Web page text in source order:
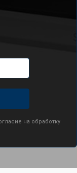
на обработку